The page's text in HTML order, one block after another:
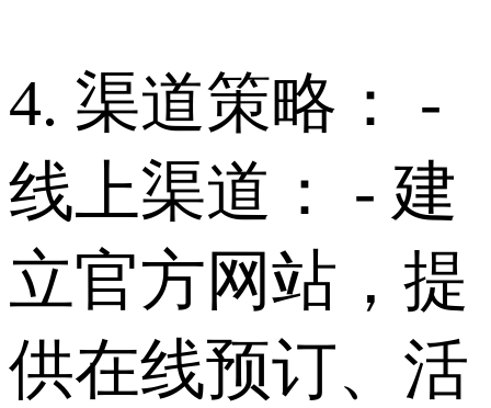
4. 渠道策略： -
线上渠道： - 建
立官方网站，提
供在线预订、活